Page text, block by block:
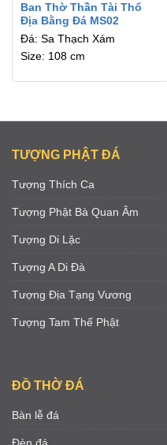
Ban Thờ Thần Tài Thổ
Địa Bằng Đá MS02
Đá: Sa Thạch Xám
Size: 108 cm
TƯỢNG PHẬT ĐÁ
Tượng Thích Ca
Tượng Phật Bà Quan Âm
Tượng Di Lặc
Tượng A Di Đà
Tượng Địa Tạng Vương
Tượng Tam Thế Phật
ĐỒ THỜ ĐÁ
Bàn lễ đá